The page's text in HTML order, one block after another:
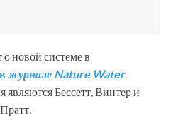
новой системе в
журнале Nature Water.
являются Бессетт, Винтер и